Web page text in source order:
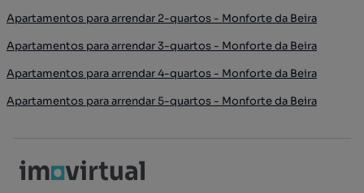
Apartamentos para arrendar 2-quartos - Monforte da Beira
Apartamentos para arrendar 3-quartos - Monforte da Beira
Apartamentos para arrendar 4-quartos - Monforte da Beira
Apartamentos para arrendar 5-quartos - Monforte da Beira